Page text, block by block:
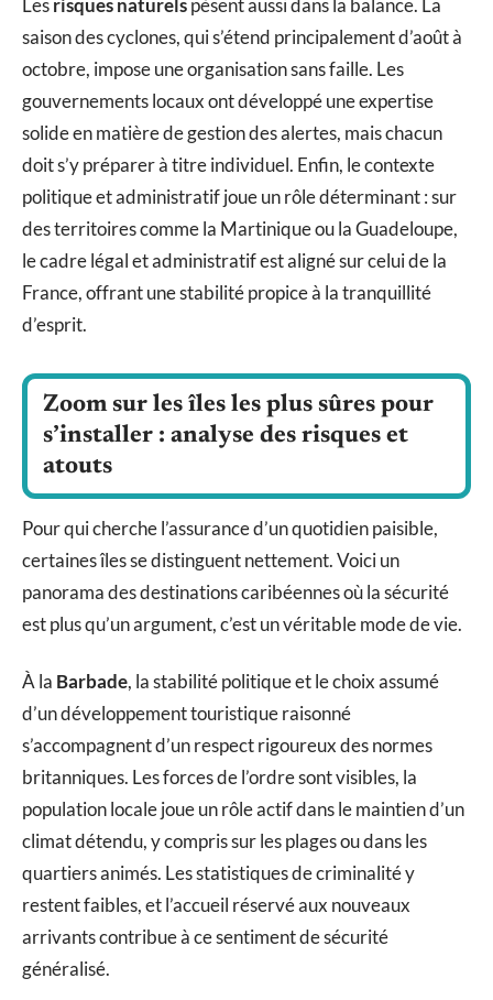
Lesrisques naturelspèsent aussi dans la balance. La
saison des cyclones, qui s’étend principalement d’août à
octobre, impose une organisation sans faille. Les
gouvernements locaux ont développé une expertise
solide en matière de gestion des alertes, mais chacun
doit s’y préparer à titre individuel. Enfin, le contexte
politique et administratif joue un rôle déterminant : sur
des territoires comme la Martinique ou la Guadeloupe,
le cadre légal et administratif est aligné sur celui de la
France, offrant une stabilité propice à la tranquillité
d’esprit.
Zoom sur les îles les plus sûres pour
s’installer : analyse des risques et
atouts
Pour qui cherche l’assurance d’un quotidien paisible,
certaines îles se distinguent nettement. Voici un
panorama des destinations caribéennes où la sécurité
est plus qu’un argument, c’est un véritable mode de vie.
À la Barbade, la stabilité politique et le choix assumé
d’un développement touristique raisonné
s’accompagnent d’un respect rigoureux des normes
britanniques. Les forces de l’ordre sont visibles, la
population locale joue un rôle actif dans le maintien d’un
climat détendu, y compris sur les plages ou dans les
quartiers animés. Les statistiques de criminalité y
restent faibles, et l’accueil réservé aux nouveaux
arrivants contribue à ce sentiment de sécurité
généralisé.